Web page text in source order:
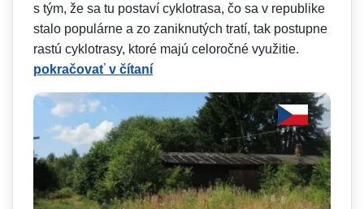
s tým, že sa tu postaví cyklotrasa, čo sa v republike
stalo populárne a zo zaniknutých tratí, tak postupne
rastú cyklotrasy, ktoré majú celoročné využitie.
pokračovať v čítaní